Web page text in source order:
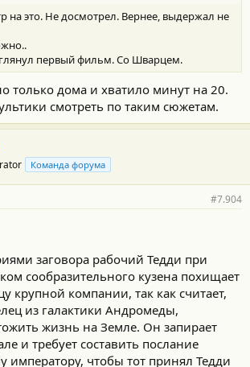
на это. Не досмотрел. Вернее, выдержал не
первый фильм. Со Шварцем.
только дома и хватило минут на 20.
смотреть по таким сюжетам.
Команда форума
#7.904
заговора рабочий Тедди при
сообразительного кузена похищает
крупной компании, так как считает,
из галактики Андромеды,
жизнь на Земле. Он запирает
и требует составить послание
императору, чтобы тот принял Тедди